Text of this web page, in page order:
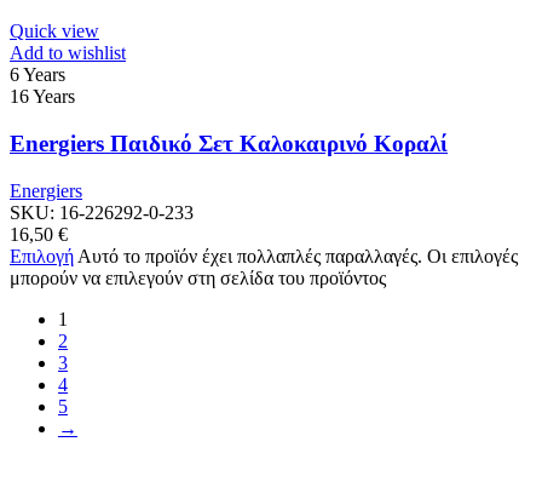
Quick view
Add to wishlist
6 Years
16 Years
Energiers Παιδικό Σετ Καλοκαιρινό Κοραλί
Energiers
SKU: 16-226292-0-233
16,50 €
Επιλογή Αυτό το προϊόν έχει πολλαπλές παραλλαγές. Οι επιλογές
μπορούν να επιλεγούν στη σελίδα του προϊόντος
1
2
3
4
5
→